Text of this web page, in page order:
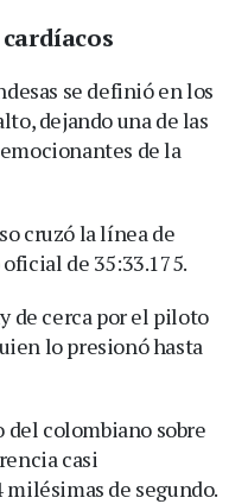
se definió en los
dejando una de las
de la
cruzó la línea de
de 35:33.175.
de cerca por el piloto
lo presionó hasta
colombiano sobre
casi
de segundo.